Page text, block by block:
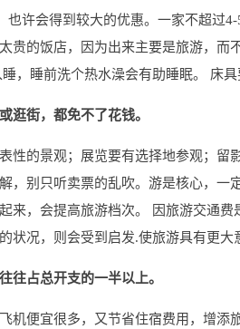
也许会得到较大的优惠。一家不超过
贵的饭店，因为出来主要是旅游，
，睡前洗个热水澡会有助睡眠。 床
逛街，都免不了花钱。
性的景观；展览要有选择地参观；
，别只听卖票的乱吹。游是核心，一
来，会提高旅游档次。 因旅游交通
状况，则会受到启发.使旅游具有更大
往占总开支的一半以上。
机便宜很多，又节省住宿费用，增